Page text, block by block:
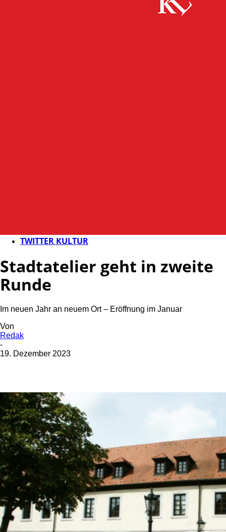
TWITTER KULTUR
Stadtatelier geht in zweite
Runde
Im neuen Jahr an neuem Ort – Eröffnung im Januar
Von
Redak
-
19. Dezember 2023